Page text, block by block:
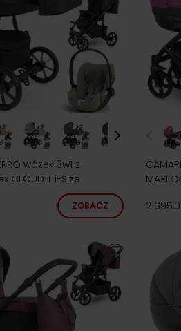
wózek 3w1 z
CLOUD T i-Size
ZOBACZ
MAXI
2